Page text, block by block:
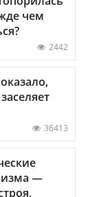
чем
2442
36413
—